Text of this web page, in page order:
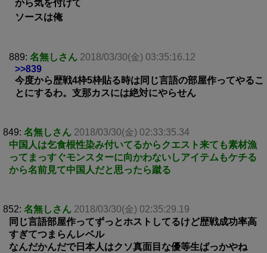
から気を付けて
ソースは俺
889: 名無しさん 2018/03/30(金) 03:35:16.12
>>839
今度から歴戦4枠5枠貼る時は同じ言語の部屋作ってやるこ
とにするわ。支那カスには絶対にやらせん
849: 名無しさん 2018/03/30(金) 02:33:35.34
中国人は乞食根性染み付いてるからクエスト来ても素材漁
ってまっすぐモンスターに向かわないしアイテムもケチる
から名前見て中国人だと思ったら蹴る
852: 名無しさん 2018/03/30(金) 02:35:29.19
同じ言語部屋作ってずっとホストしてるけど歴戦成功率高
すぎてつまらんレベル
なんだかんだで日本人はクソ真面目な優等生ばっかやね